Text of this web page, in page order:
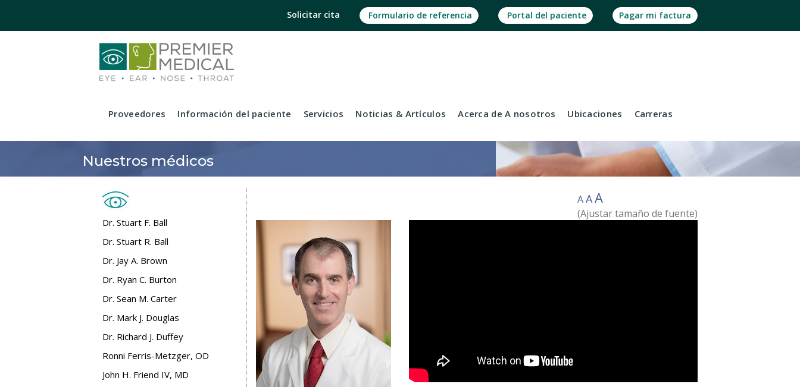
Solicitar cita Formulario de referencia Portal del paciente Pagar mi factura
Proveedores Información del paciente Servicios Noticias & Artículos Acerca de A nosotros Ubicaciones Carreras
Nuestros médicos
AAA
(Ajustar tamaño de fuente)
Dr. Stuart F. Ball
Dr. Stuart R. Ball
Dr. Jay A. Brown
Dr. Ryan C. Burton
Dr. Sean M. Carter
Dr. Mark J. Douglas
Dr. Richard J. Duffey
Ronni Ferris-Metzger, OD
John H. Friend IV, MD